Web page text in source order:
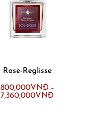
Rose-Reglisse
800,000VNĐ–
7,360,000VNĐ